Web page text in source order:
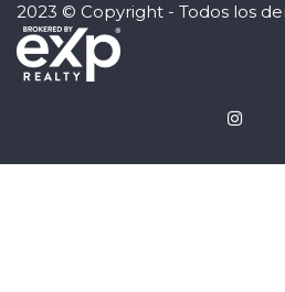
2023 © Copyright - Todos los